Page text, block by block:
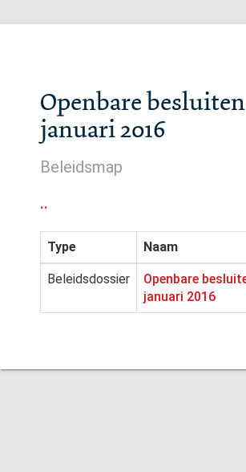
Openbare
januari 2016
Beleidsmap
..
Type Naam
Beleidsdossier
Openbare
januari 2016